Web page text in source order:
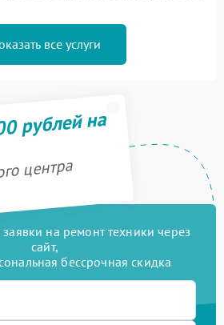
все услуги
рублей на
центра
на ремонт техники через
сайт,
бессрочная скидка